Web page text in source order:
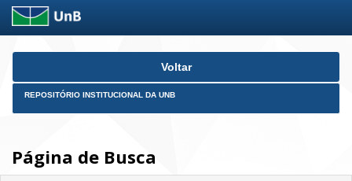
Skip
Voltar
REPOSITÓRIO INSTITUCIONAL DA UNB
Página de Busca